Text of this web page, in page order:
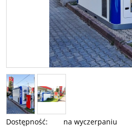
Dostępność: na wyczerpaniu